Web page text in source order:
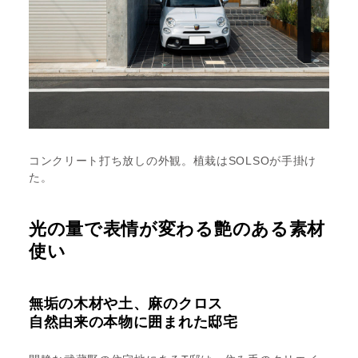
コンクリート打ち放しの外観。植栽はSOLSOが手掛け
た。
光の量で表情が変わる艶のある素材
使い
無垢の木材や土、麻のクロス
自然由来の本物に囲まれた邸宅